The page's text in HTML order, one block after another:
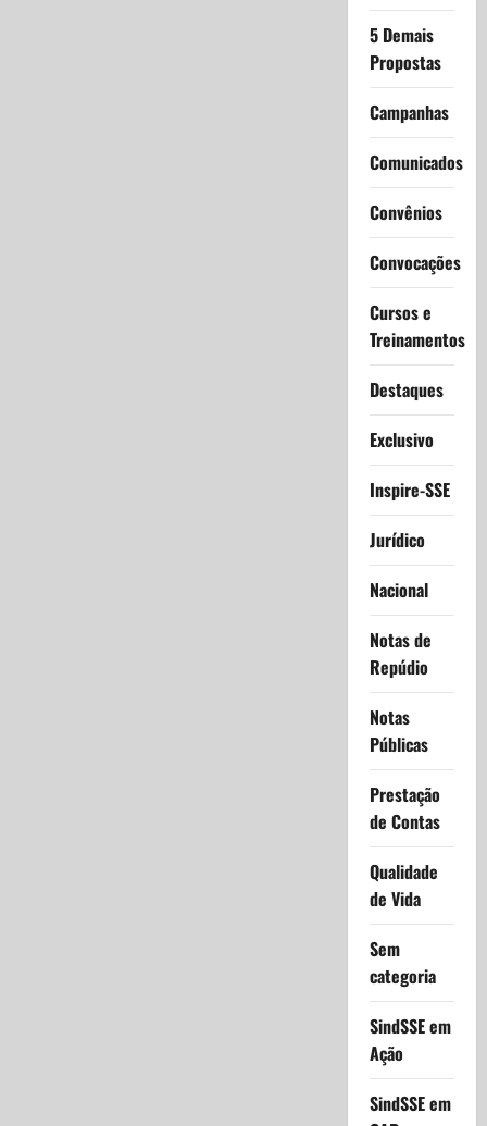
5 Demais
Propostas
Campanhas
Comunicados
Convênios
Convocações
Cursos e
Treinamentos
Destaques
Exclusivo
Inspire-SSE
Jurídico
Nacional
Notas de
Repúdio
Notas
Públicas
Prestação
de Contas
Qualidade
de Vida
Sem
categoria
SindSSE em
Ação
SindSSE em